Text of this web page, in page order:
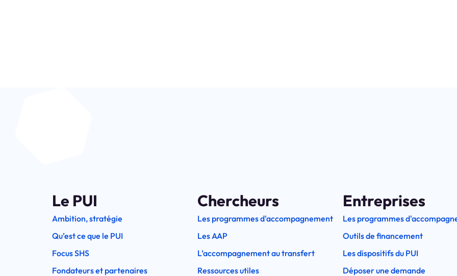
Le PUI
Ambition, stratégie
Qu’est ce que le PUI
Focus SHS
Fondateurs et partenaires
Chercheurs
Les programmes d'accompagnement
Les AAP
L’accompagnement au transfert
Ressources utiles
Entreprises
Les programmes
Outils de financement
Les dispositifs du PUI
Déposer une demande